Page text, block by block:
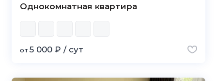
Однокомнатная квартира
от 5 000 ₽ / сут